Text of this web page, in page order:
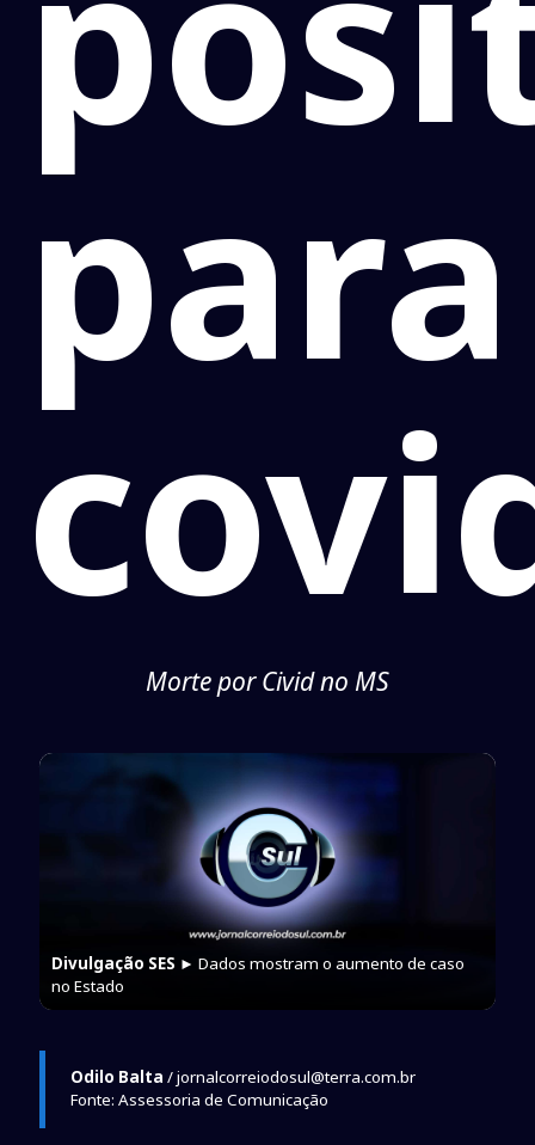
para
Morte por Civid no MS
Divulgação SES ► Dados mostram o aumento de caso
no Estado
Odilo Balta / jornalcorreiodosul@terra.com.br
Fonte: Assessoria de Comunicação